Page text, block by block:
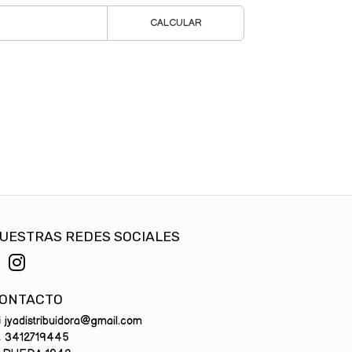
CALCULAR
REDES SOCIALES
jyadistribuidora@gmail.com
3412719445